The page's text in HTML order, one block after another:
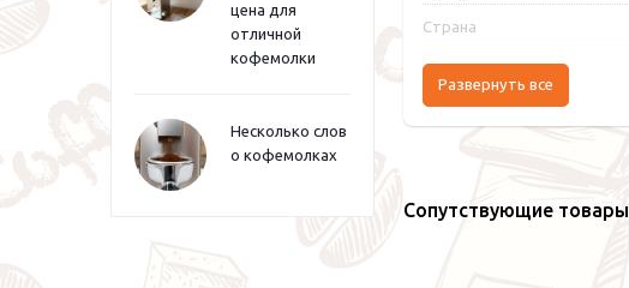
цена для
отличной
кофемолки
Несколько слов
о кофемолках
Страна
Развернуть все
Сопутствующие товары